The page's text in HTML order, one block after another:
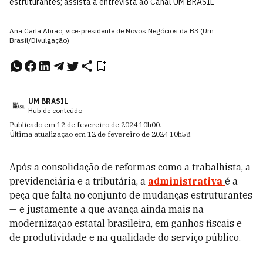
Ana Carla Abrão, vice-presidente de Novos Negócios da B3 (Um
Brasil/Divulgação)
UM BRASIL
Hub de conteúdo
Publicado em 12 de fevereiro de 2024 10h00.
Última atualização em 12 de fevereiro de 2024 10h58.
Após a consolidação de reformas como a trabalhista, a
previdenciária e a tributária, a administrativa é a
peça que falta no conjunto de mudanças estruturantes
— e justamente a que avança ainda mais na
modernização estatal brasileira, em ganhos fiscais e
de produtividade e na qualidade do serviço público.